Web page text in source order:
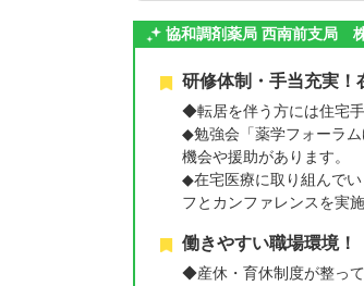
協和調剤薬局 西南前支局
研修体制・手当充実！
◆転居を伴う方には住宅
◆勉強会「薬学フォーラ
機会や援助があります。
◆在宅医療に取り組んで
フとカンファレンスを実施
働きやすい職場環境！
◆産休・育休制度が整っ